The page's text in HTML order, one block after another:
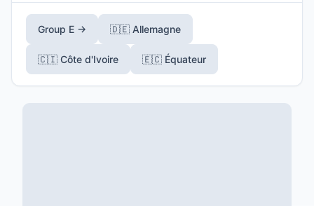
Group E → 🇩🇪 Allemagne
🇨🇮 Côte d'Ivoire 🇪🇨 Équateur